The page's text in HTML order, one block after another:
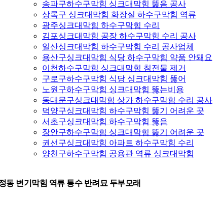
송파구하수구막힘 싱크대막힘 뚫음 공사
상록구 싱크대막힘 화장실 하수구막힘 역류
광주싱크대막힘 하수구막힘 수리
김포싱크대막힘 공장 하수구막힘 수리 공사
일산싱크대막힘 하수구막힘 수리 공사업체
용산구싱크대막힘 식당 하수구막힘 약품 안돼요
이천하수구막힘 싱크대막힘 침전물 제거
구로구하수구막힘 식당 싱크대막힘 뚫어
노원구하수구막힘 싱크대막힘 뚫는비용
동대문구싱크대막힘 상가 하수구막힘 수리 공사
덕양구싱크대막힘 하수구막힘 뚫기 어려운 곳
서초구싱크대막힘 하수구막힘 뚫음
장안구하수구막힘 싱크대막힘 뚫기 어려운 곳
권선구싱크대막힘 아파트 하수구막힘 수리
양천구하수구막힘 공용관 역류 싱크대막힘
동 변기막힘 역류 통수 반려묘 두부모래